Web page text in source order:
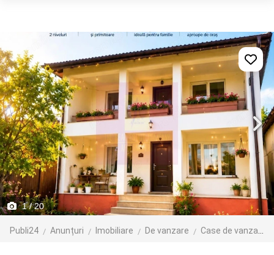
1/ 20
Publi24 Anunțuri Imobiliare De vanzare Case de vanzare